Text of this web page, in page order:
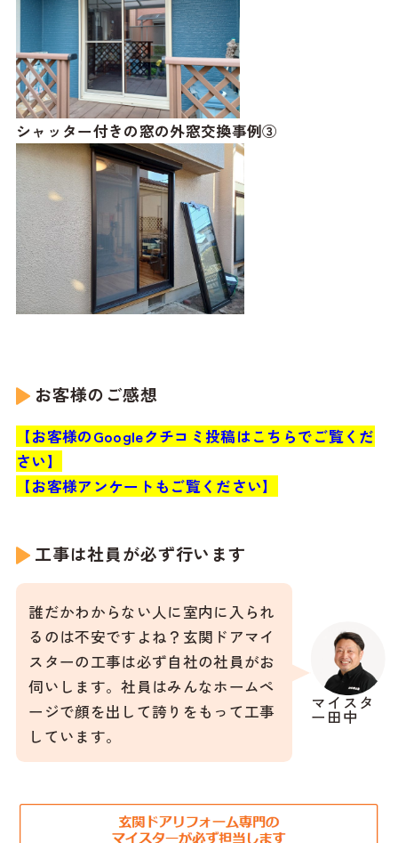
シャッター付きの窓の外窓交換事例③
お客様のご感想
【お客様のGoogleクチコミ投稿はこちらでご覧くだ
さい】
【お客様アンケートもご覧ください】
工事は社員が必ず行います
マイスタ
ー田中
誰だかわからない人に室内に入られ
るのは不安ですよね？玄関ドアマイ
スターの工事は必ず自社の社員がお
伺いします。社員はみんなホームペ
ージで顔を出して誇りをもって工事
しています。